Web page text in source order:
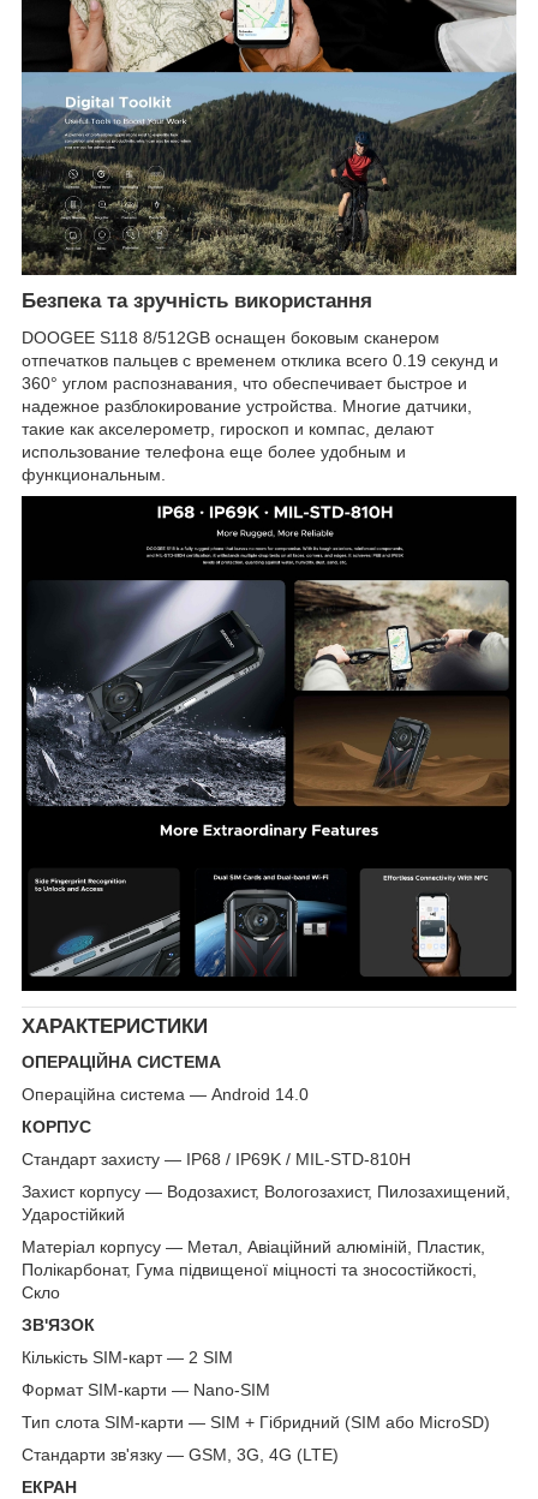
Безпека та зручність використання
DOOGEE S118 8/512GB оснащен боковым сканером
отпечатков пальцев с временем отклика всего 0.19 секунд и
360° углом распознавания, что обеспечивает быстрое и
надежное разблокирование устройства. Многие датчики,
такие как акселерометр, гироскоп и компас, делают
использование телефона еще более удобным и
функциональным.
ХАРАКТЕРИСТИКИ
ОПЕРАЦІЙНА СИСТЕМА
Операційна система — Android 14.0
КОРПУС
Стандарт захисту — IP68 / IP69K / MIL-STD-810H
Захист корпусу — Водозахист, Вологозахист, Пилозахищений,
Ударостійкий
Матеріал корпусу — Метал, Авіаційний алюміній, Пластик,
Полікарбонат, Гума підвищеної міцності та зносостійкості,
Скло
ЗВ'ЯЗОК
Кількість SIM-карт — 2 SIM
Формат SIM-карти — Nano-SIM
Тип слота SIM-карти — SIM + Гібридний (SIM або MicroSD)
Стандарти зв'язку — GSM, 3G, 4G (LTE)
ЕКРАН